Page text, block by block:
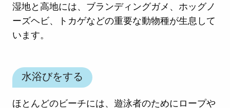
湿地と高地には、ブランディングガメ、ホッグノ
ーズヘビ、トカゲなどの重要な動物種が生息して
います。
水浴びをする
ほとんどのビーチには、遊泳者のためにロープや